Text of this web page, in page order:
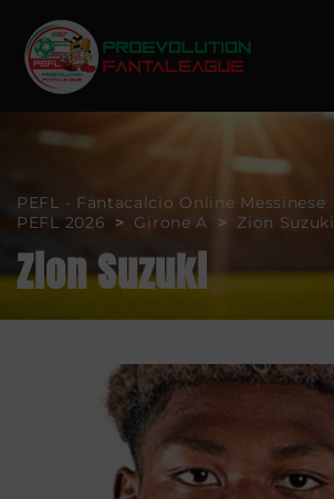
PEFL - Fantacalcio Online Messinese
PEFL 2026
> Girone A > Zion Suzuki
Zion Suzuki